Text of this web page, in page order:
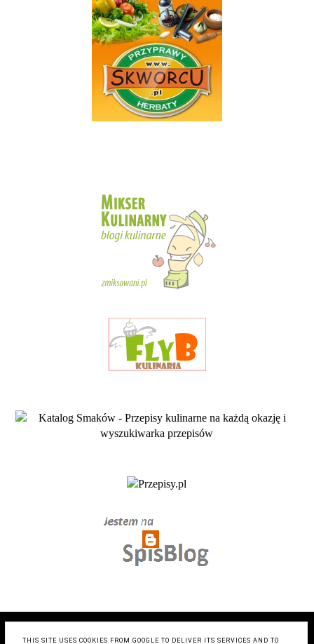
BLOGGER
THIS SITE USES COOKIES FROM GOOGLE TO DELIVER ITS SERVICES AND TO